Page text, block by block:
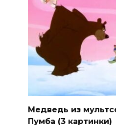
Медведь из
Пумба (3 картинки)